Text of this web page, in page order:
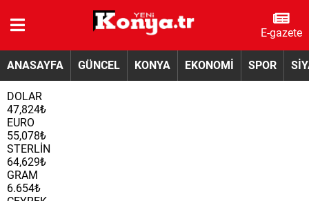
E-gazete
ANASAYFA GÜNCEL KONYA EKONOMİ SPOR
DOLAR
47,824₺
EURO
55,078₺
STERLİN
64,629₺
GRAM
6.654₺